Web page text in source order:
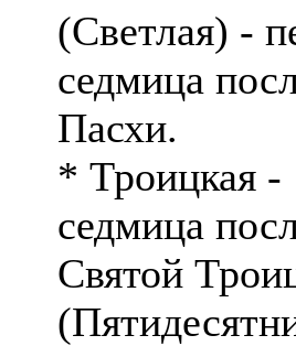
(Светлая) -
седмица
Пасхи.
* Троицкая -
седмица
Святой